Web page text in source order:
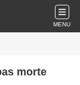
MENU
morte